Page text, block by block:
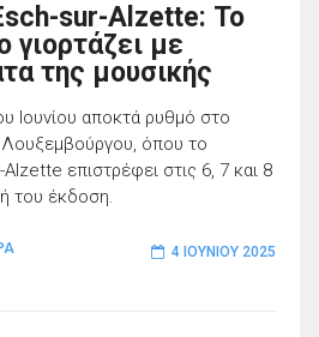
sur-Alzette: Το
γιορτάζει με
της μουσικής
Ιουνίου αποκτά ρυθμό στο
όπου το
επιστρέφει στις 6, 7 και 8
του έκδοση.
4 ΙΟΥΝΊΟΥ 2025